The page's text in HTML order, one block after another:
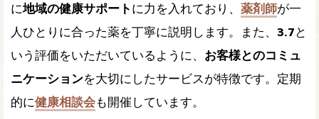
に地域の健康サポート に力を入れており、 薬剤師が一
人ひとりに合った薬を丁寧に説明します。また、 3.7 と
いう評価をいただいているように、 お客様とのコミュ
ニケーションを大切にしたサービスが特徴です。定期
的に健康相談会も開催しています。